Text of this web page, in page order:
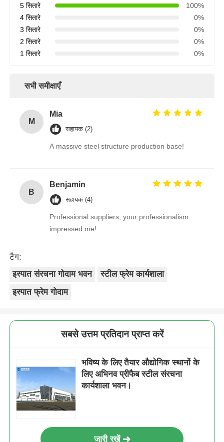
5 सितारे
100%
4 सितारे
0%
3 सितारे
0%
2 सितारे
0%
1 सितारे
0%
सभी समीक्षाएँ
M
Mia
सहायक (2)
A massive steel structure production base!
B
Benjamin
सहायक (4)
Professional suppliers, your professionalism
impressed me!
टैग:
इस्पात संरचना गोदाम भवन
स्टील फ्रेम कार्यशाला
इस्पात फ्रेम गोदाम
सबसे उत्तम प्रतिदान प्राप्त करें
भविष्य के लिए तैयार औद्योगिक स्थानों के
लिए अभिनव प्रीफैब स्टील संरचना
कार्यशाला भवन।
जारी रखें